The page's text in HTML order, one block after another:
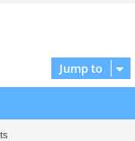
Jump to